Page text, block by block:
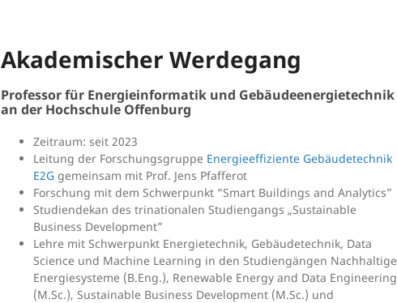
Akademischer Werdegang
Professor für Energieinformatik und Gebäudeenergietechnik
an der Hochschule Offenburg
Zeitraum: seit 2023
Leitung der Forschungsgruppe Energieeffiziente Gebäudetechnik
E2G gemeinsam mit Prof. Jens Pfafferot
Forschung mit dem Schwerpunkt “Smart Buildings and Analytics”
Studiendekan des trinationalen Studiengangs „Sustainable
Business Development”
Lehre mit Schwerpunkt Energietechnik, Gebäudetechnik, Data
Science und Machine Learning in den Studiengängen Nachhaltige
Energiesysteme (B.Eng.), Renewable Energy and Data Engineering
(M.Sc.), Sustainable Business Development (M.Sc.) und